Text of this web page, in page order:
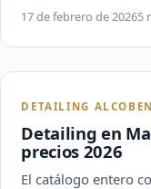
17 de febrero de 20265
DETAILING
Detailing en
precios 2026
El catálogo entero